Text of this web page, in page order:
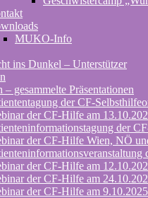
MUKO-Info
ins Dunkel – Unterstützer
– gesammelte Präsentationen
der CF-
der CF-Hilfe am
der
der CF-Hilfe Wien, NÖ
der CF-Hilfe am
der CF-Hilfe am
der CF-Hilfe am 9.10.2025